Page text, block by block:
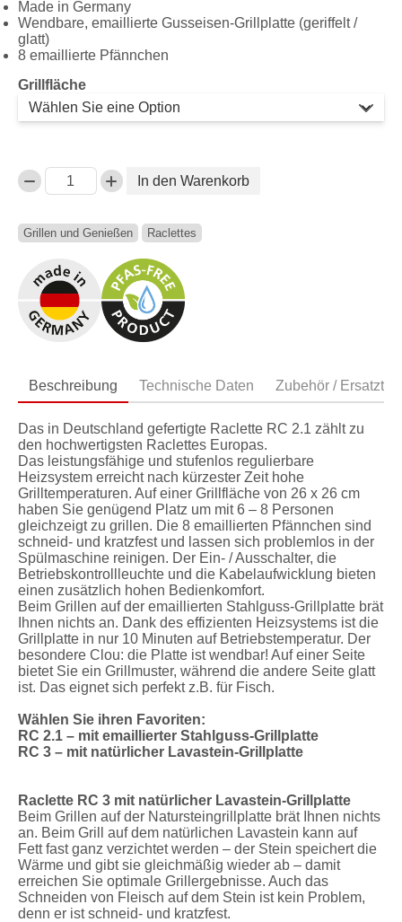
Made in Germany
Wendbare, emaillierte Gusseisen-Grillplatte (geriffelt /
glatt)
8 emaillierte Pfännchen
Grillfläche
Anzahl In den Warenkorb
Grillen und Genießen Raclettes
Beschreibung Technische Daten Zubehör /
Das in Deutschland gefertigte Raclette RC 2.1 zählt zu
den hochwertigsten Raclettes Europas.
Das leistungsfähige und stufenlos regulierbare
Heizsystem erreicht nach kürzester Zeit hohe
Grilltemperaturen. Auf einer Grillfläche von 26 x 26 cm
haben Sie genügend Platz um mit 6 – 8 Personen
gleichzeigt zu grillen. Die 8 emaillierten Pfännchen sind
schneid- und kratzfest und lassen sich problemlos in der
Spülmaschine reinigen. Der Ein- / Ausschalter, die
Betriebskontrollleuchte und die Kabelaufwicklung bieten
einen zusätzlich hohen Bedienkomfort.
Beim Grillen auf der emaillierten Stahlguss-Grillplatte brät
Ihnen nichts an. Dank des effizienten Heizsystems ist die
Grillplatte in nur 10 Minuten auf Betriebstemperatur. Der
besondere Clou: die Platte ist wendbar! Auf einer Seite
bietet Sie ein Grillmuster, während die andere Seite glatt
ist. Das eignet sich perfekt z.B. für Fisch.
Wählen Sie ihren Favoriten:
RC 2.1 – mit emaillierter Stahlguss-Grillplatte
RC 3 – mit natürlicher Lavastein-Grillplatte
Raclette RC 3 mit natürlicher Lavastein-Grillplatte
Beim Grillen auf der Natursteingrillplatte brät Ihnen nichts
an. Beim Grill auf dem natürlichen Lavastein kann auf
Fett fast ganz verzichtet werden – der Stein speichert die
Wärme und gibt sie gleichmäßig wieder ab – damit
erreichen Sie optimale Grillergebnisse. Auch das
Schneiden von Fleisch auf dem Stein ist kein Problem,
denn er ist schneid- und kratzfest.